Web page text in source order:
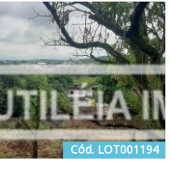
Cód. LOT001194